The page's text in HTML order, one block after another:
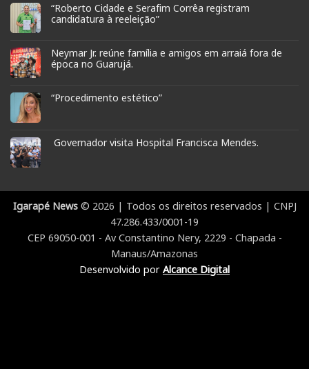
“Roberto Cidade e Serafim Corrêa registram
candidatura à reeleição”
Neymar Jr. reúne família e amigos em arraiá fora de
época no Guarujá.
“Procedimento estético”
Governador visita Hospital Francisca Mendes.
Igarapé News© 2026 | Todos os direitos reservados | CNPJ
47.286.433/0001-19
CEP 69050-001 - Av Constantino Nery, 2229 - Chapada -
Manaus/Amazonas
Desenvolvido por Alcance Digital